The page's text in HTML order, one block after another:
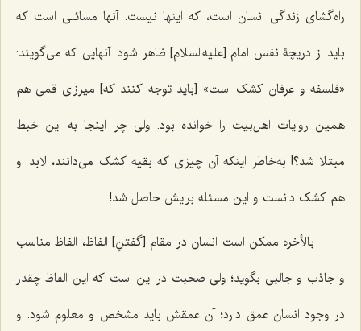
راه‌گشای زندگی انسان است، که اینها نیست. آنها مسائلی است که
باید از دریچۀ نفس امام [علیه‌السلام] ظاهر شود. آنهایی که می‌گویند:
«فلسفه و عرفان کشک است» [باید توجه کنند که] میرزای قمی هم
همین روایات اهل‌بیت را خوانده بود. ولی چرا اینجا به این خبط
مبتلا شد؟! به‌خاطر اینکه آن چیزی که بقیه کشک می‌دانند، لابد او
هم کشک دانست و این مسئله برایش حاصل شد!
بالأخره ممکن است انسان در مقام [گفتنِ] الفاظ، الفاظ مناسب
و جاذب و جالبی بگوید؛ ولی صحبت در این است که این الفاظ چقدر
در وجود انسان عمق دارد؛ آن عمقش باید مشخص و معلوم شود. و